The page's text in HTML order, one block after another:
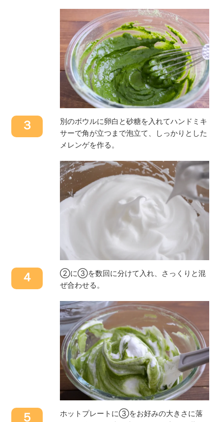
３
別のボウルに卵白と砂糖を入れてハンドミキ
サーで角が立つまで泡立て、しっかりとした
メレンゲを作る。
４
②に③を数回に分けて入れ、さっくりと混
ぜ合わせる。
５
ホットプレートに③をお好みの大きさに落